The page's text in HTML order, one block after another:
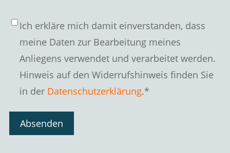
Datenschutz*
Ich erkläre mich damit einverstanden, dass
meine Daten zur Bearbeitung meines
Anliegens verwendet und verarbeitet werden.
Hinweis auf den Widerrufshinweis finden Sie
in der Datenschutzerklärung.*
Absenden